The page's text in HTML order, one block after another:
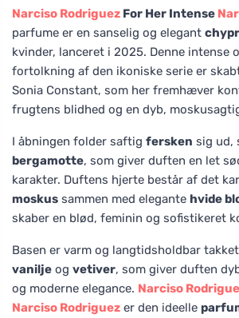
Narciso Rodriguez For Her Intense
parfume er en sanselig og elegant
kvinder, lanceret i 2025. Denne intense
fortolkning af den ikoniske serie er
Sonia Constant, som her fremhæver
frugtens blidhed og en dyb,
I åbningen folder saftig fersken sig ud,
bergamotte, som giver duften en let
karakter. Duftens hjerte består af det
moskus sammen med elegante hvide
skaber en blød, feminin og sofistikeret
Basen er varm og langtidsholdbar
vanilje og vetiver, som giver duften
og moderne elegance. Narciso
Narciso Rodriguez er den ideelle